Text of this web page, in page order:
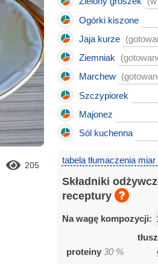
205
Ogórki kiszone
Jaja kurze
Ziemniak
Marchew
Szczypiorek
Majonez
Sól kuchenna
tabela tłumaczenia
Składniki
receptury
Na wagę kompozycji:
proteiny30 %